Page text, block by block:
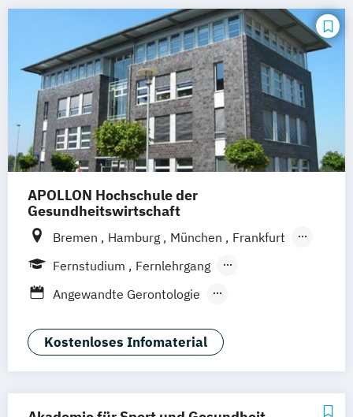
APOLLON Hochschule der
Gesundheitswirtschaft
Bremen Hamburg München
Frankfurt
Köln
Göttingen Leipzig
Stuttgart
Fernstudium
Fernlehrgang
Berufsbegleitender Präsenzlehrgang
Angewandte Gerontologie
Berufspädagogik
Betriebliche*r Gesundheitsmanager*in
Kostenloses Infomaterial